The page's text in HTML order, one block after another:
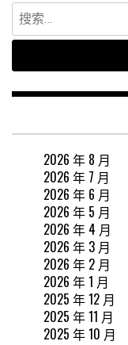
搜
索：
2026 年 8 月
2026 年 7 月
2026 年 6 月
2026 年 5 月
2026 年 4 月
2026 年 3 月
2026 年 2 月
2026 年 1 月
2025 年 12 月
2025 年 11 月
2025 年 10 月